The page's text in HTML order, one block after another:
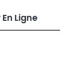
Ligne